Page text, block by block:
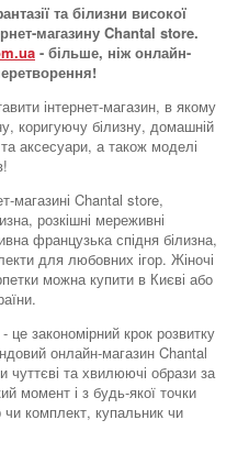
та білизни високої
магазину Chantal store.
- більше, ніж онлайн-
інтернет-магазин, в якому
коригуючу білизну, домашній
аксесуари, а також моделі
магазині Chantal store,
розкішні мереживні
французька спідня білизна,
для любовних ігор. Жіночі
можна купити в Києві або
це закономірний крок розвитку
онлайн-магазин Chantal
та хвилюючі образи за
момент і з будь-якої точки
комплект, купальник чи